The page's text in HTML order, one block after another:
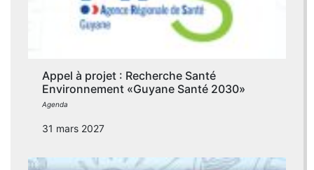
Appel à projet : Recherche Santé
Environnement «Guyane Santé 2030»
Agenda
31 mars 2027